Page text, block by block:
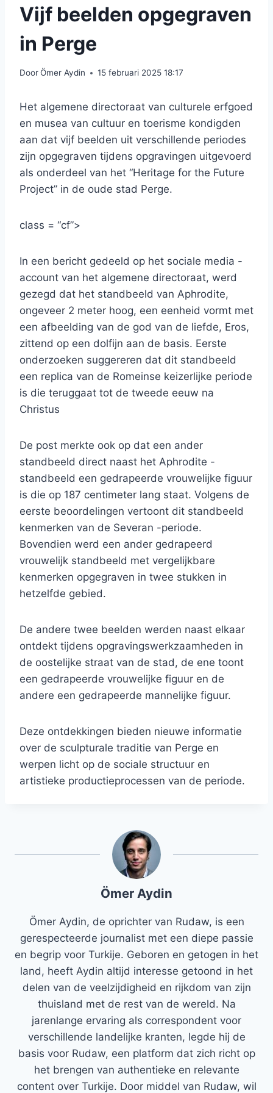
Vijf beelden opgegraven
in Perge
DoorÖmer Aydin 15 februari 2025 18:17
Het algemene directoraat van culturele erfgoed
en musea van cultuur en toerisme kondigden
aan dat vijf beelden uit verschillende periodes
zijn opgegraven tijdens opgravingen uitgevoerd
als onderdeel van het “Heritage for the Future
Project” in de oude stad Perge.
class = “cf”>
In een bericht gedeeld op het sociale media -
account van het algemene directoraat, werd
gezegd dat het standbeeld van Aphrodite,
ongeveer 2 meter hoog, een eenheid vormt met
een afbeelding van de god van de liefde, Eros,
zittend op een dolfijn aan de basis. Eerste
onderzoeken suggereren dat dit standbeeld
een replica van de Romeinse keizerlijke periode
is die teruggaat tot de tweede eeuw na
Christus
De post merkte ook op dat een ander
standbeeld direct naast het Aphrodite -
standbeeld een gedrapeerde vrouwelijke figuur
is die op 187 centimeter lang staat. Volgens de
eerste beoordelingen vertoont dit standbeeld
kenmerken van de Severan -periode.
Bovendien werd een ander gedrapeerd
vrouwelijk standbeeld met vergelijkbare
kenmerken opgegraven in twee stukken in
hetzelfde gebied.
De andere twee beelden werden naast elkaar
ontdekt tijdens opgravingswerkzaamheden in
de oostelijke straat van de stad, de ene toont
een gedrapeerde vrouwelijke figuur en de
andere een gedrapeerde mannelijke figuur.
Deze ontdekkingen bieden nieuwe informatie
over de sculpturale traditie van Perge en
werpen licht op de sociale structuur en
artistieke productieprocessen van de periode.
Ömer Aydin
Ömer Aydin, de oprichter van Rudaw, is een
gerespecteerde journalist met een diepe passie
en begrip voor Turkije. Geboren en getogen in het
land, heeft Aydin altijd interesse getoond in het
delen van de veelzijdigheid en rijkdom van zijn
thuisland met de rest van de wereld. Na
jarenlange ervaring als correspondent voor
verschillende landelijke kranten, legde hij de
basis voor Rudaw, een platform dat zich richt op
het brengen van authentieke en relevante
content over Turkije. Door middel van Rudaw, wil